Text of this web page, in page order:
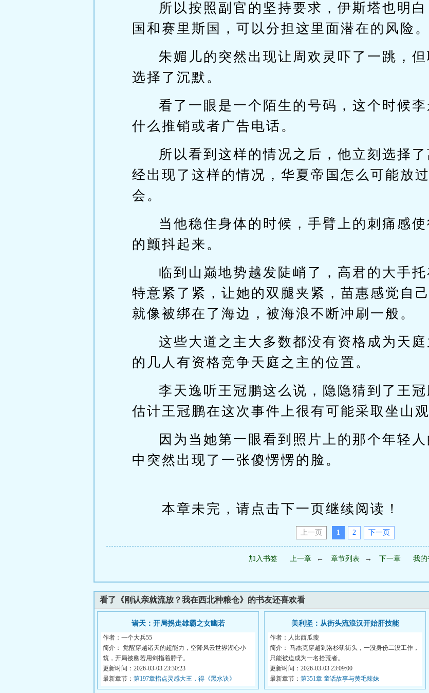
所以按照副官的坚持要求，伊斯塔也明
国和赛里斯国，可以分担这里面潜在的风险。
朱媚儿的突然出现让周欢灵吓了一跳，
选择了沉默。
看了一眼是一个陌生的号码，这个时候
什么推销或者广告电话。
所以看到这样的情况之后，他立刻选择
经出现了这样的情况，华夏帝国怎么可能放
会。
当他稳住身体的时候，手臂上的刺痛感
的颤抖起来。
临到山巅地势越发陡峭了，高君的大手
特意紧了紧，让她的双腿夹紧，苗惠感觉自
就像被绑在了海边，被海浪不断冲刷一般。
这些大道之主大多数都没有资格成为天
的几人有资格竞争天庭之主的位置。
李天逸听王冠鹏这么说，隐隐猜到了王
估计王冠鹏在这次事件上很有可能采取坐山
因为当她第一眼看到照片上的那个年轻
中突然出现了一张傻愣愣的脸。
本章未完，请点击下一页继续阅读！
上一页 1 2 下一页
加入书签 上一章 ← 章节列表 → 下一章 我的
看了《刚认亲就流放？我在西北种粮仓》的书友还喜欢看
诸天：开局拐走雄霸之女幽若
作者：一个大兵55
简介： 觉醒穿越诸天的超能力，空降风云世界湖心小
筑，开局被幽若用剑指着脖子。
更新时间：2026-03-03 23:30:23
最新章节： 第197章指点灵感大王，得《黑水诀》
美利坚：从街头流浪汉开始肝技能
作者：人比西瓜瘦
简介： 马杰克穿越到洛杉矶街头，一没身份二没工作，
只能被迫成为一名拾荒者。
更新时间：2026-03-03 23:09:00
最新章节： 第351章 童话故事与黄毛辣妹